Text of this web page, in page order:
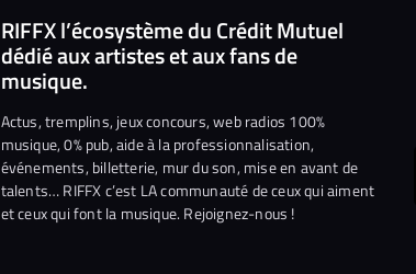
RIFFX l’écosystème du Crédit Mutuel
dédié aux artistes et aux fans de
musique.
Actus, tremplins, jeux concours, web radios 100%
musique, 0% pub, aide à la professionnalisation,
événements, billetterie, mur du son, mise en avant de
talents… RIFFX c’est LA communauté de ceux qui aiment
et ceux qui font la musique. Rejoignez-nous !